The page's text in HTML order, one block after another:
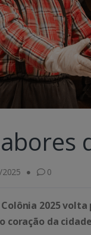
0
2025
coração da